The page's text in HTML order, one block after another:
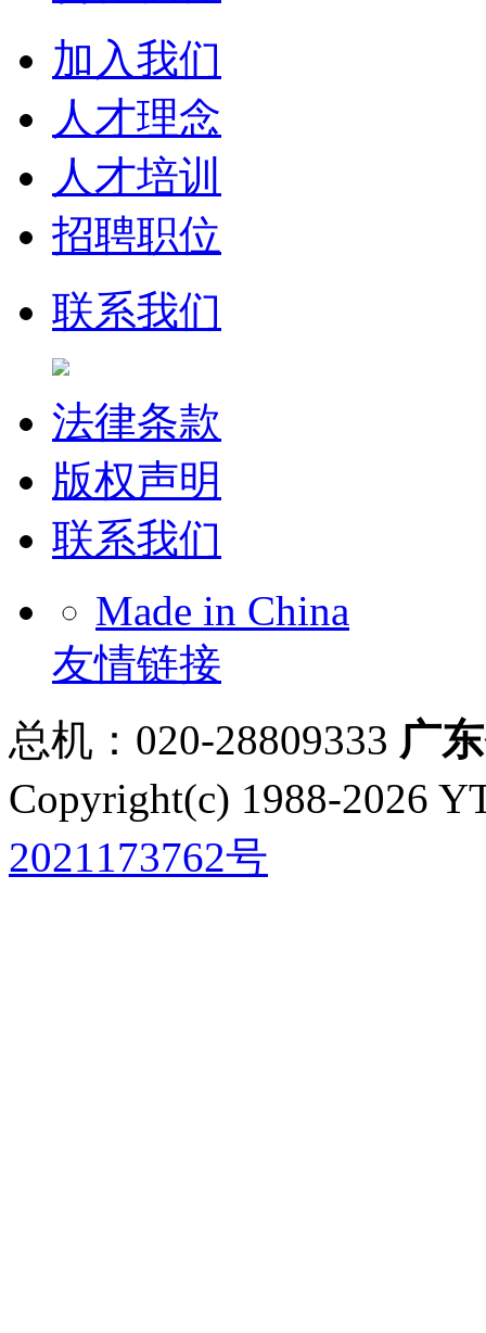
加入我们
人才理念
人才培训
招聘职位
联系我们
法律条款
版权声明
联系我们
Made in China
友情链接
总机：020-28809333 广
Copyright(c) 1988-2026
2021173762号